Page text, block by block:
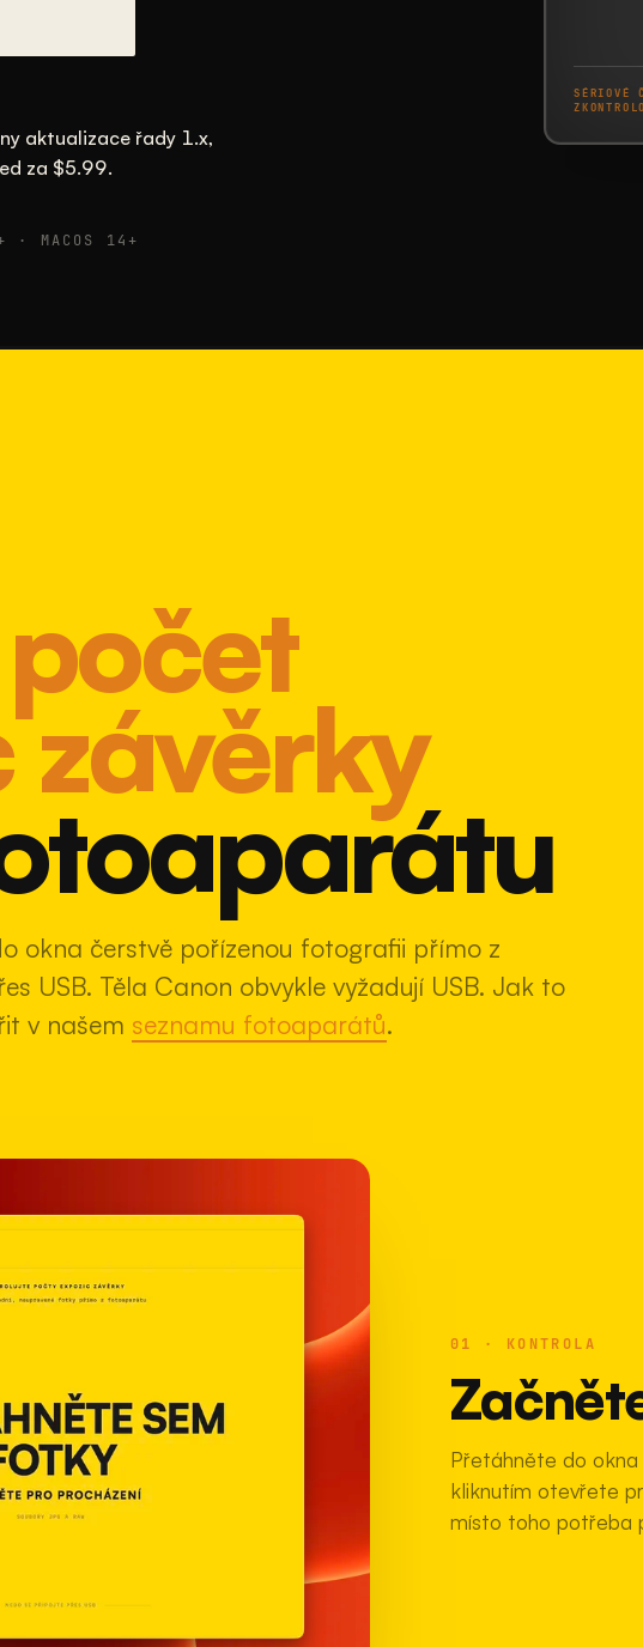
aktualizace řady 1.x,
za $5.99.
· MACOS 14+
SÉRIOVÉ
počet
závěrky
okna čerstvě pořízenou fotografii přímo z
USB. Těla Canon obvykle vyžadují USB. Jak to
v našem seznamu fotoaparátů.
01 · KONTROLA
Přetáhněte do okna
kliknutím otevřete
místo toho potřeba